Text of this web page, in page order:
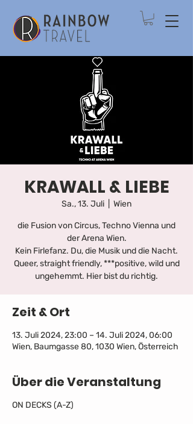
KRAWALL & LIEBE
Sa., 13. Juli Wien
die Fusion von Circus, Techno Vienna und
der Arena Wien.
Kein Firlefanz. Du, die Musik und die Nacht.
Queer, straight friendly, ***positive, wild und
ungehemmt. Hier bist du richtig.
Zeit & Ort
13. Juli 2024, 23:00 – 14. Juli 2024, 06:00
Wien, Baumgasse 80, 1030 Wien, Österreich
Über die Veranstaltung
ON DECKS (A-Z)